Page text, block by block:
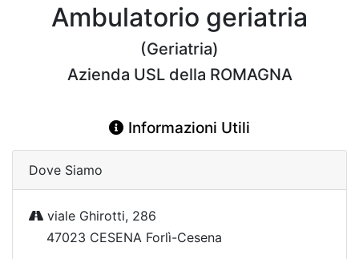
Ambulatorio geriatria
(Geriatria)
Azienda USL della ROMAGNA
Informazioni Utili
Dove Siamo
viale Ghirotti, 286
47023 CESENA Forlì-Cesena